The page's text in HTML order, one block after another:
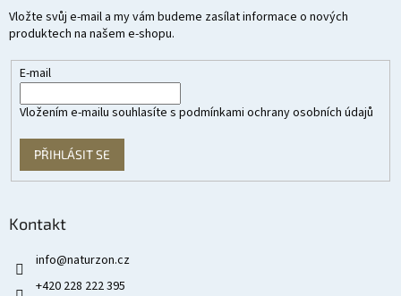
Vložte svůj e-mail a my vám budeme zasílat informace o nových
produktech na našem e-shopu.
E-mail
Vložením e-mailu souhlasíte s podmínkami ochrany osobních údajů
PŘIHLÁSIT SE
Kontakt
info@naturzon.cz
+420 228 222 395